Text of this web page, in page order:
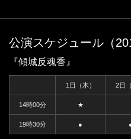
公演スケジュール（
『傾城反魂香』
1日（木） 2日
14時00分 ★
19時30分 ●